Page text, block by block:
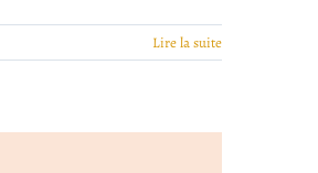
Lire la suite